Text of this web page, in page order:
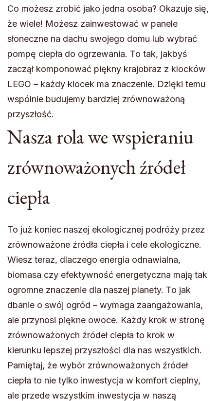
Co możesz zrobić jako jedna osoba? Okazuje się,
że wiele! Możesz zainwestować w panele
słoneczne na dachu swojego domu lub wybrać
pompę ciepła do ogrzewania. To tak, jakbyś
zaczął komponować piękny krajobraz z klocków
LEGO – każdy klocek ma znaczenie. Dzięki temu
wspólnie budujemy bardziej zrównoważoną
przyszłość.
Nasza rola we wspieraniu
zrównoważonych źródeł
ciepła
To już koniec naszej ekologicznej podróży przez
zrównoważone źródła ciepła i cele ekologiczne.
Wiesz teraz, dlaczego energia odnawialna,
biomasa czy efektywność energetyczna mają tak
ogromne znaczenie dla naszej planety. To jak
dbanie o swój ogród – wymaga zaangażowania,
ale przynosi piękne owoce. Każdy krok w stronę
zrównoważonych źródeł ciepła to krok w
kierunku lepszej przyszłości dla nas wszystkich.
Pamiętaj, że wybór zrównoważonych źródeł
ciepła to nie tylko inwestycja w komfort cieplny,
ale przede wszystkim inwestycja w naszą